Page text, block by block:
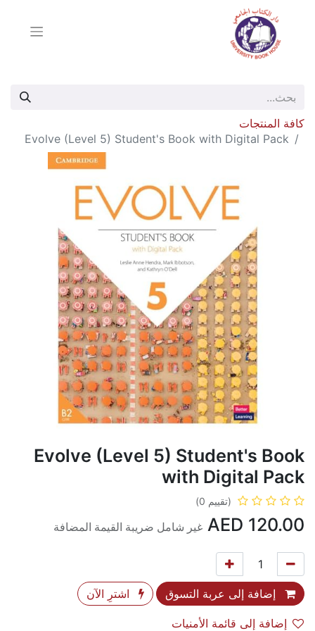
كافة المنتجات
Evolve (Level 5) Student's Book with Digital Pack
Evolve (Level 5) Student's Book
with Digital Pack
(تقييم 0)
120.00 غير شامل ضريبة القيمة المضافة
إضافة إلى عربة التسوق اشترِ الآن
إضافة إلى قائمة الأمنيات